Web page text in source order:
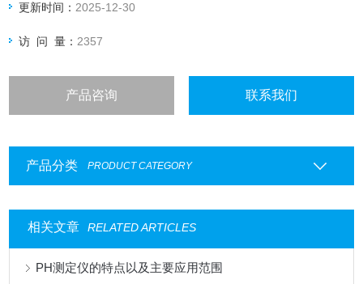
更新时间： 2025-12-30
访 问 量： 2357
产品咨询 联系我们
产品分类 PRODUCT CATEGORY
相关文章 RELATED ARTICLES
PH测定仪的特点以及主要应用范围